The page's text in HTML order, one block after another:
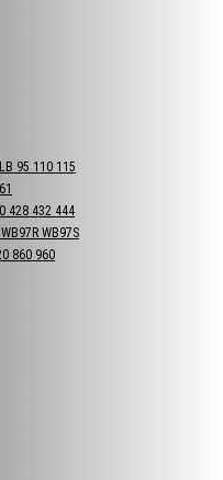
95 110 115
428 432 444
WB97S
860 960